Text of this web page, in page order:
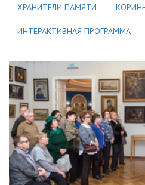
ХРАНИТЕЛИ ПАМЯТИ
ИНТЕРАКТИВНАЯ ПРОГРАММА